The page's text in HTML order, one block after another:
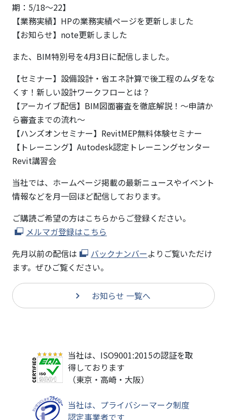
期：5/18〜22】
【業務実績】HPの業務実績ページを更新しました
【お知らせ】note更新しました
また、BIM特別号を4月3日に配信しました。
【セミナー】設備設計・省エネ計算で後工程のムダをな
くす！新しい設計ワークフローとは？
【アーカイブ配信】BIM図面審査を徹底解説！～申請か
ら審査までの流れ～
【ハンズオンセミナー】RevitMEP無料体験セミナー
【トレーニング】Autodesk認定トレーニングセンター
Revit講習会
当社では、ホームページ掲載の最新ニュースやイベント
情報などを月一回ほど配信しております。
ご購読ご希望の方はこちらからご登録ください。
メルマガ登録はこちら
先月以前の配信は
バックナンバーよりご覧いただけ
ます。ぜひご覧ください。
お知らせ 一覧へ
当社は、ISO9001:2015の認証を取
得しております
（東京・高崎・大阪）
当社は、プライバシーマーク制度
認定事業者です